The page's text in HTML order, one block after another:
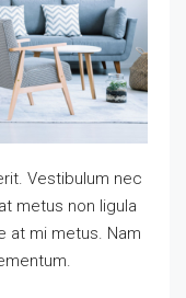
Vestibulum nec
metus non ligula
at mi metus. Nam